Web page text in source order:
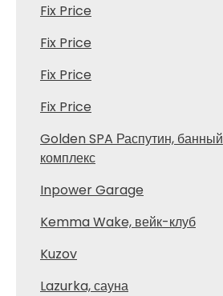
Fix Price
Fix Price
Fix Price
Fix Price
Golden SPA Распутин, банный
комплекс
Inpower Garage
Kemma Wake, вейк-клуб
Kuzov
Lazurka, сауна